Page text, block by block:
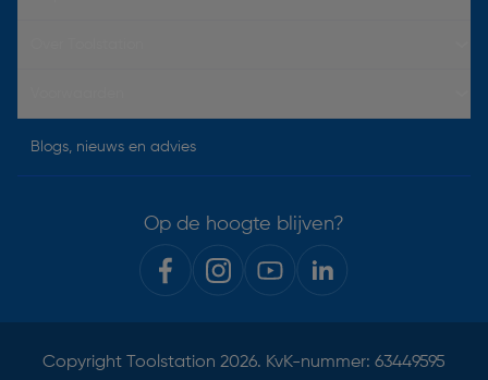
Blogs, nieuws en advies
Op de hoogte blijven?
Copyright Toolstation 2026. KvK-nummer: 63449595